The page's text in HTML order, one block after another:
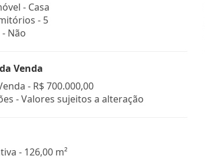
- Casa
- 5
Não
Venda
- R$ 700.000,00
- Valores sujeitos a alteração
- 126,00 m²